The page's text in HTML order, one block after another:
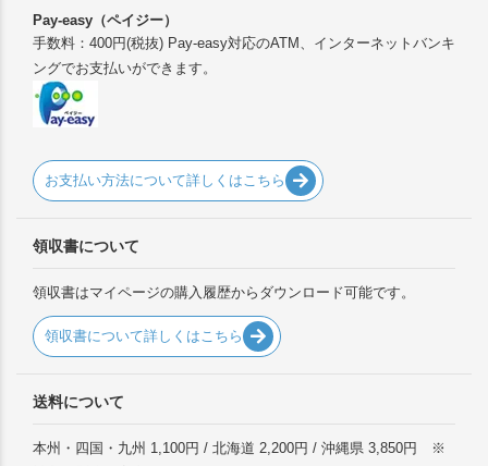
Pay-easy（ペイジー）
手数料：400円(税抜) Pay-easy対応のATM、インターネットバンキ
ングでお支払いができます。
お支払い方法について詳しくはこちら
領収書について
領収書はマイページの購入履歴からダウンロード可能です。
領収書について詳しくはこちら
送料について
本州・四国・九州 1,100円 / 北海道 2,200円 / 沖縄県 3,850円 ※